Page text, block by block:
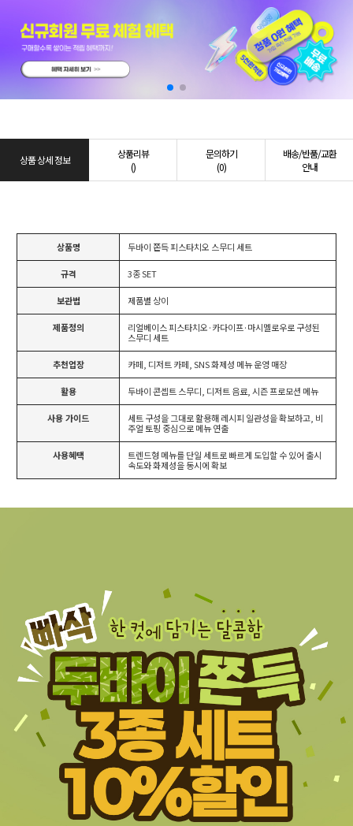
상품 상세 정보
상품리뷰
()
문의하기
(0)
배송/반품/교환
안내
상품명 두바이 쫀득 피스타치오 스무디 세트
규격 3종 SET
보관법 제품별 상이
제품정의
리얼베이스 피스타치오·카다이프·마시멜로우로 구성된
스무디 세트
추천업장 카페, 디저트 카페, SNS 화제성 메뉴 운영 매장
활용 두바이 콘셉트 스무디, 디저트 음료, 시즌 프로모션 메뉴
사용 가이드
세트 구성을 그대로 활용해 레시피 일관성을 확보하고, 비
주얼 토핑 중심으로 메뉴 연출
사용혜택
트렌드형 메뉴를 단일 세트로 빠르게 도입할 수 있어 출시
속도와 화제성을 동시에 확보